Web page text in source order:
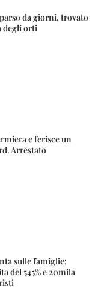
da giorni, trovato
degli orti
e ferisce un
Arrestato
sulle famiglie:
del 545% e 20mila